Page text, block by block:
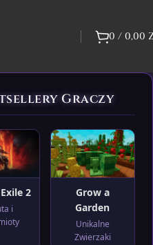
0 / 0,00
Graczy
2
i
Grow a
Garden
Unikalne
Zwierzaki